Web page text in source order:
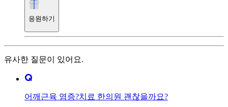
응원하기
유사한 질문이 있어요.
어깨근육 염증?치료 한의원 괜찮을까요?